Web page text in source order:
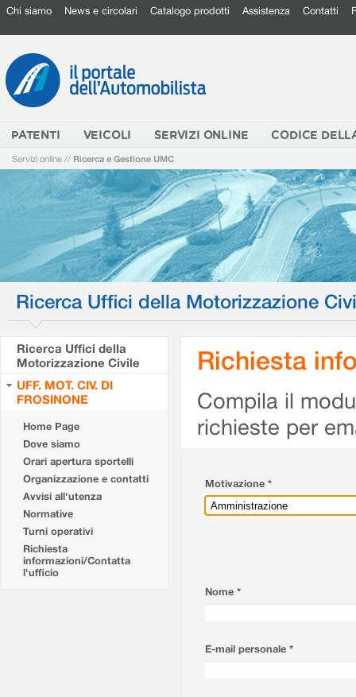
Chi siamo News e circolari Catalogo prodotti Assistenza Contatti
PATENTI VEICOLI SERVIZI ONLINE CODICE
Servizi online // Ricerca e Gestione UMC
Ricerca Uffici della Motorizzazione
Ricerca Uffici della
Motorizzazione Civile
UFF. MOT. CIV. DI
FROSINONE
Home Page
Dove siamo
Orari apertura sportelli
Organizzazione e contatti
Avvisi all'utenza
Normative
Turni operativi
Richiesta
informazioni/Contatta
l'ufficio
Richiesta
Compila il
richieste per
Motivazione *
Nome *
E-mail personale *